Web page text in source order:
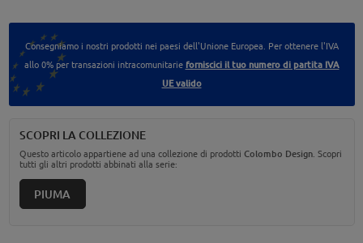
Consegniamo i nostri prodotti nei paesi dell'Unione Europea. Per ottenere l'IVA
allo 0% per transazioni intracomunitarie forniscici il tuo numero di partita IVA
UE valido
SCOPRI LA COLLEZIONE
Questo articolo appartiene ad una collezione di prodotti Colombo Design. Scopri
tutti gli altri prodotti abbinati alla serie:
PIUMA